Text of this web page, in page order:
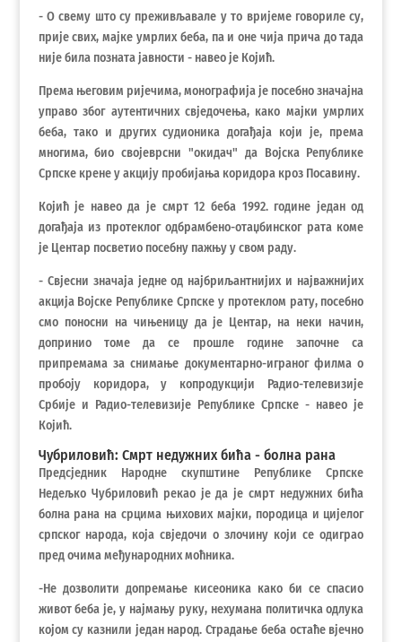
- О свему што су преживљавале у то вријеме говориле су,
прије свих, мајке умрлих беба, па и оне чија прича до тада
није била позната јавности - навео је Којић.
Према његовим ријечима, монографија је посебно значајна
управо због аутентичних свједочења, како мајки умрлих
беба, тако и других судионика догађаја који је, према
многима, био својеврсни "окидач" да Војска Републике
Српске крене у акцију пробијања коридора кроз Посавину.
Којић је навео да је смрт 12 беба 1992. године један од
догађаја из протеклог одбрамбено-отаџбинског рата коме
је Центар посветио посебну пажњу у свом раду.
- Свјесни значаја једне од најбриљантнијих и најважнијих
акција Војске Републике Српске у протеклом рату, посебно
смо поносни на чињеницу да је Центар, на неки начин,
допринио томе да се прошле године започне са
припремама за снимање документарно-играног филма о
пробоју коридора, у копродукцији Радио-телевизије
Србије и Радио-телевизије Републике Српске - навео је
Којић.
Чубриловић: Смрт недужних бића - болна рана
Предсједник Народне скупштине Републике Српске
Недељко Чубриловић рекао је да је смрт недужних бића
болна рана на срцима њихових мајки, породица и цијелог
српског народа, која свједочи о злочину који се одиграо
пред очима међународних моћника.
-Не дозволити допремање кисеоника како би се спасио
живот беба је, у најмању руку, нехумана политичка одлука
којом су казнили један народ. Страдање беба остаће вјечно